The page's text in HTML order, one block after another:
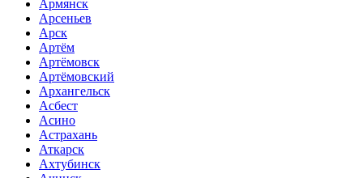
Армянск
Арсеньев
Арск
Артём
Артёмовск
Артёмовский
Архангельск
Асбест
Асино
Астрахань
Аткарск
Ахтубинск